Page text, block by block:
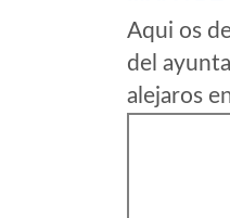
Aqui os
del
alejaros